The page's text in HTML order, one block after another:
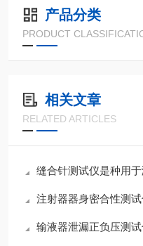
产品分类
PRODUCT
相关文章
RELATED ARTICLES
缝合针测试仪是种用
注射器器身密合性测试
输液器泄漏正负压测